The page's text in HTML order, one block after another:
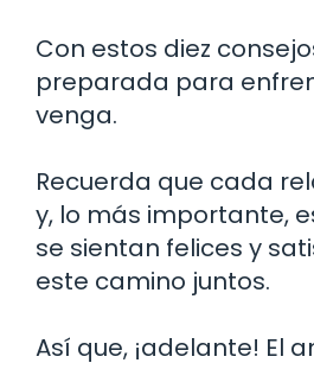
Con estos diez
preparada para
venga.
Recuerda que cada
y, lo más importante,
se sientan felices y
este camino juntos.
Así que, ¡adelante! El